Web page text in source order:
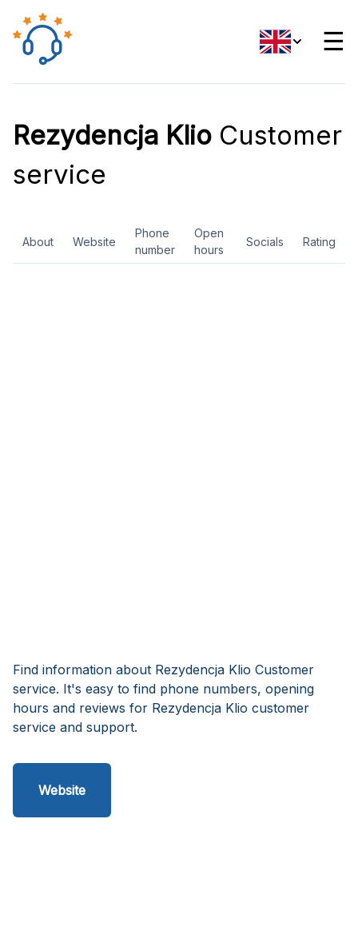
☰
Rezydencja Klio Customer
service
About Website
Phone
number
Open
hours
Socials Rating
Find information about Rezydencja Klio Customer
service. It's easy to find phone numbers, opening
hours and reviews for Rezydencja Klio customer
service and support.
Website